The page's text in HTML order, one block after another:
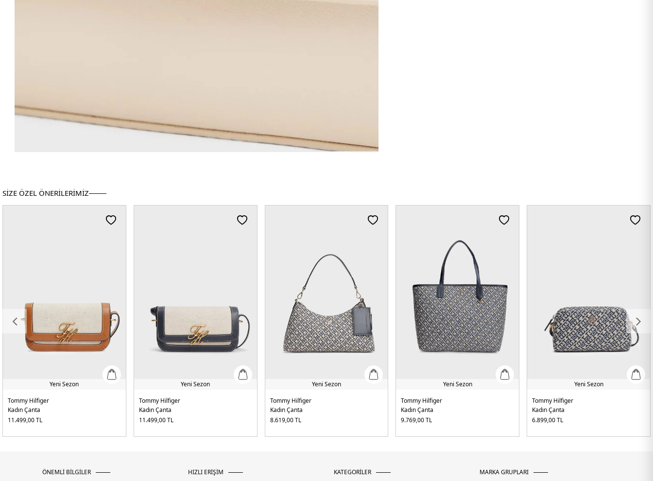
SİZE ÖZEL ÖNERİLERİMİZ
Yeni Sezon
Tommy Hilfiger
Kadın Çanta
11.499,00TL
Yeni Sezon
Tommy Hilfiger
Kadın Çanta
11.499,00TL
Yeni Sezon
Tommy Hilfiger
Kadın Çanta
8.619,00TL
Yeni Sezon
Tommy Hilfiger
Kadın Çanta
9.769,00TL
Yeni Sezon
Tommy Hilfiger
Kadın Çanta
6.899,00TL
ÖNEMLİ BİLGİLER HIZLI ERİŞİM KATEGORİLER MARKA GRUPLARI